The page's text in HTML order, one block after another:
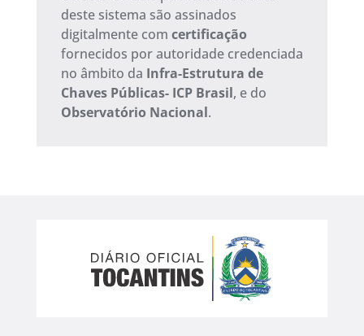
deste sistema são assinados
digitalmente com certificação
fornecidos por autoridade credenciada
no âmbito da Infra-Estrutura de
Chaves Públicas- ICP Brasil, e do
Observatório Nacional.